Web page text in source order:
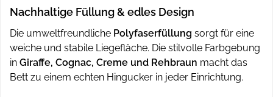
Nachhaltige Füllung & edles Design
Die umweltfreundliche Polyfaserfüllung sorgt für eine
weiche und stabile Liegefläche. Die stilvolle Farbgebung
in Giraffe, Cognac, Creme und Rehbraun macht das
Bett zu einem echten Hingucker in jeder Einrichtung.